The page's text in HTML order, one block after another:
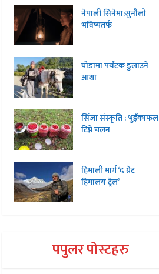
नेपाली सिनेमा:सुनौलो
भविष्यतर्फ
घोडामा पर्यटक डुलाउने
आशा
सिंजा संस्कृति : भुइँकाफल
टिप्ने चलन
हिमाली मार्ग ‘द ग्रेट
हिमालय ट्रेल’
पपुलर पोस्टहरु